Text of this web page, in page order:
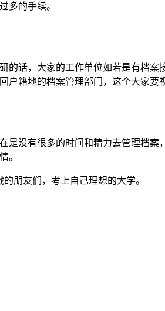
多的手续。
的话，大家的工作单位如若是有档
籍地的档案管理部门，这个大家要
是没有很多的时间和精力去管理档
。
朋友们，考上自己理想的大学。